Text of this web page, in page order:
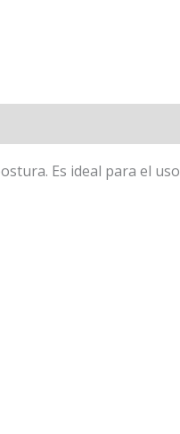
Es ideal para el uso